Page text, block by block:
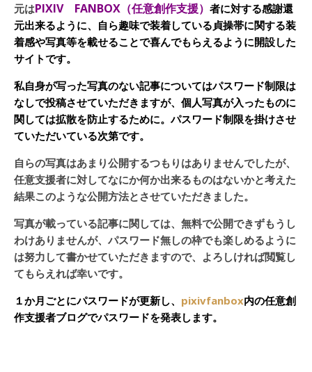
元はPIXIV FANBOX（任意創作支援） 者に対する感謝還
元出来るように、自ら趣味で装着している貞操帯に関する装
着感や写真等を載せることで喜んでもらえるように開設した
サイトです。
私自身が写った写真のない記事についてはパスワード制限は
なしで投稿させていただきますが、個人写真が入ったものに
関しては拡散を防止するために。パスワード制限を掛けさせ
ていただいている次第です。
自らの写真はあまり公開するつもりはありませんでしたが、
任意支援者に対してなにか何か出来るものはないかと考えた
結果このような公開方法とさせていただきました。
写真が載っている記事に関しては、無料で公開できずもうし
わけありませんが、パスワード無しの枠でも楽しめるように
は努力して書かせていただきますので、よろしければ閲覧し
てもらえれば幸いです。
１か月ごとにパスワードが更新し、 pixivfanbox内の任意創
作支援者ブログでパスワードを発表します。